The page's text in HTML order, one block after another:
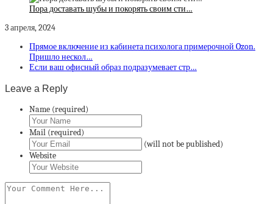
Пора доставать шубы и покорять своим сти…
3 апреля, 2024
Прямое включение из кабинета психолога примерочной Ozon.
Пришло нескол…
Если ваш офисный образ подразумевает стр…
Leave a Reply
Name (required)
Mail (required)
(will not be published)
Website